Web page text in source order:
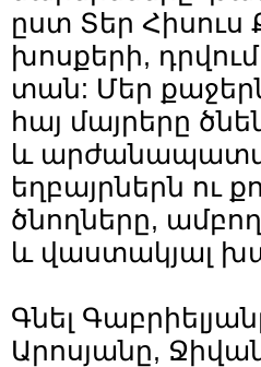
ըստ Տեր
խոսքերի,
տան: Մեր
հայ մայրերը
և
եղբայրներն ու
ծնողները,
և վաստակյալ
Գնել
Արոսյանը,